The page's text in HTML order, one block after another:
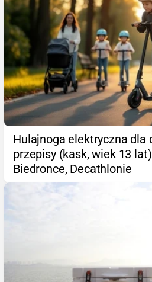
Hulajnoga elektryczna dla
przepisy (kask, wiek 13
Biedronce, Decathlonie